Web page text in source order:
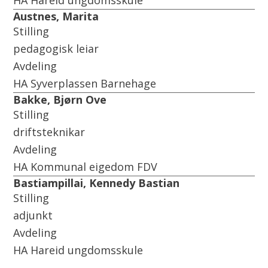
Austnes, Marita
Stilling
pedagogisk leiar
Avdeling
HA Syverplassen Barnehage
Bakke, Bjørn Ove
Stilling
driftsteknikar
Avdeling
HA Kommunal eigedom FDV
Bastiampillai, Kennedy Bastian
Stilling
adjunkt
Avdeling
HA Hareid ungdomsskule